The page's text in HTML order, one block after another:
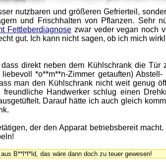
nutzbaren und größeren Gefrierteil,
und Frischhalten von Pflanzen. Sehr
Fettleberdiagnose zwar veder vegan noch
gut. Ich kann nicht sagen, ob ich mich
direkt neben dem Kühlschrank die Tür
*o**m**n-Zimmer getauften)
man den Kühlschrank nicht weit genug
Handwerker schlug einen
Darauf hätte ich auch gleich
der den Apparat betriebsbereit
B**l*f*ld, das wäre dann doch zu teuer gewesen!